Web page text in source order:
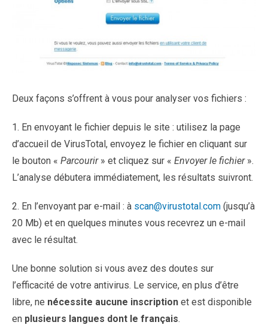
Deux façons s’offrent à vous pour analyser vos fichiers :
1. En envoyant le fichier depuis le site : utilisez la page
d’accueil de VirusTotal, envoyez le fichier en cliquant sur
le bouton « Parcourir» et cliquez sur « Envoyer le fichier».
L’analyse débutera immédiatement, les résultats suivront.
2. En l’envoyant par e-mail : à scan@virustotal.com (jusqu’à
20 Mb) et en quelques minutes vous recevrez un e-mail
avec le résultat.
Une bonne solution si vous avez des doutes sur
l’efficacité de votre antivirus. Le service, en plus d’être
libre, ne nécessite aucune inscription et est disponible
en plusieurs langues dont le français.